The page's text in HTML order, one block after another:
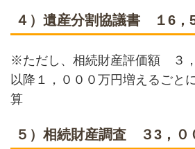
４）遺産分割協議書 １6，
※ただし、相続財産評価額 ３，
以降１，０００万円増えるごと
算
５）相続財産調査 ３3，０